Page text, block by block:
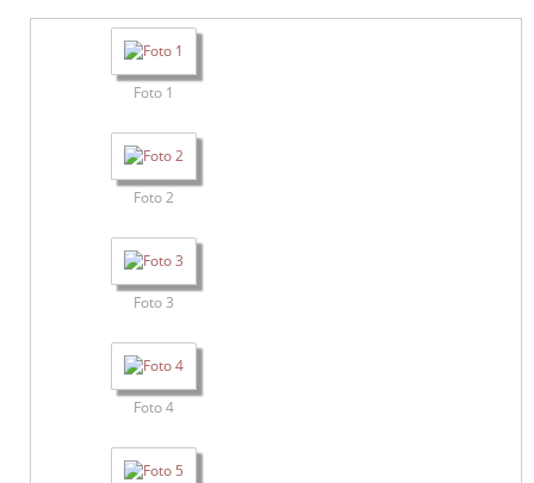
Foto 1
Foto 2
Foto 3
Foto 4